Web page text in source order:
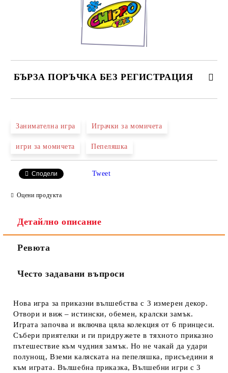
БЪРЗА ПОРЪЧКА БЕЗ РЕГИСТРАЦИЯ
Ние ще се свържем с вас в рамките на работния ден.
Занимателна игра Играчки за момичета
игри за момичета Пепеляшка
Сподели Tweet
Оцени продукта
Детайлно описание
Ревюта
Често задавани въпроси
Нова игра за приказни вълшебства с 3 измерен декор.
Отвори и виж – истински, обемен, кралски замък.
Играта започва и включва цяла колекция от 6 принцеси.
Събери приятелки и ги придружете в тяхното приказно
пътешествие към чудния замък. Но не чакай да удари
полунощ, Вземи каляската на пепеляшка, присъедини я
към играта. Вълшебна приказка, Вълшебни игри с 3